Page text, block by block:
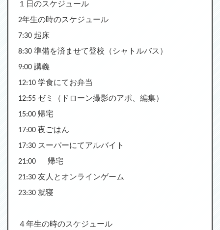
１日のスケジュール
2年生の時のスケジュール
7:30 起床
8:30 準備を済ませて登校（シャトルバス）
9:00 講義
12:10 学食にてお弁当
12:55 ゼミ（ドローン撮影のアポ、編集）
15:00 帰宅
17:00 夜ごはん
17:30 スーパーにてアルバイト
21:00 帰宅
21:30 友人とオンラインゲーム
23:30 就寝
４年生の時のスケジュール